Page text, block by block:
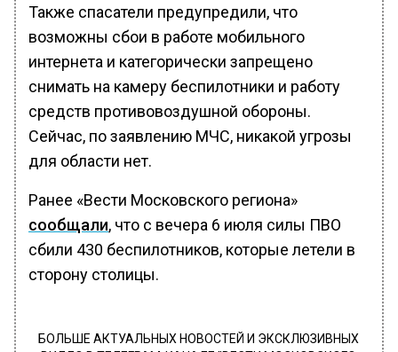
Также спасатели предупредили, что
возможны сбои в работе мобильного
интернета и категорически запрещено
снимать на камеру беспилотники и работу
средств противовоздушной обороны.
Сейчас, по заявлению МЧС, никакой угрозы
для области нет.
Ранее «Вести Московского региона»
сообщали, что с вечера 6 июля силы ПВО
сбили 430 беспилотников, которые летели в
сторону столицы.
БОЛЬШЕ АКТУАЛЬНЫХ НОВОСТЕЙ И ЭКСКЛЮЗИВНЫХ